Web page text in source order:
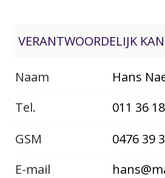
VERANTWOORDELIJK
Naam
Hans
Tel.
011 36
GSM
0476 39
E-mail